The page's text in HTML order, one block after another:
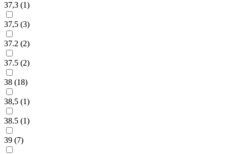
37,3 (1)
37,5 (3)
37.2 (2)
37.5 (2)
38 (18)
38,5 (1)
38.5 (1)
39 (7)